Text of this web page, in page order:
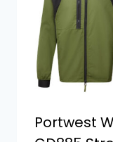
Portwest